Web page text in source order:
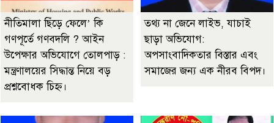
নীতিমালা ছিঁড়ে ফেলে’ কি
গণপূর্তে গণবদলি ? আইন
উপেক্ষার অভিযোগে তোলপাড় :
মন্ত্রণালয়ের সিদ্ধান্ত নিয়ে বড়
প্রশ্নবোধক চিহ্ন।
তথ্য না জেনে লাইভ, যাচাই
ছাড়া অভিযোগ:
অপসাংবাদিকতার বিস্তার এবং
সমাজের জন্য এক নীরব বিপদ।